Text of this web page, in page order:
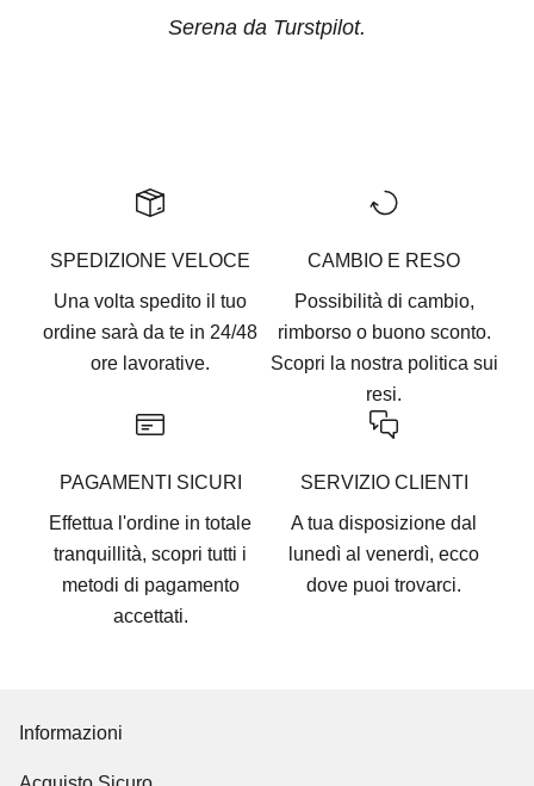
Serena da Turstpilot.
SPEDIZIONE VELOCE
Una volta spedito il tuo
ordine sarà da te in 24/48
ore lavorative.
CAMBIO E RESO
Possibilità di cambio,
rimborso o buono sconto.
Scopri la nostra politica sui
resi.
PAGAMENTI SICURI
Effettua l'ordine in totale
tranquillità, scopri tutti i
metodi di pagamento
accettati.
SERVIZIO CLIENTI
A tua disposizione dal
lunedì al venerdì, ecco
dove puoi trovarci.
Informazioni